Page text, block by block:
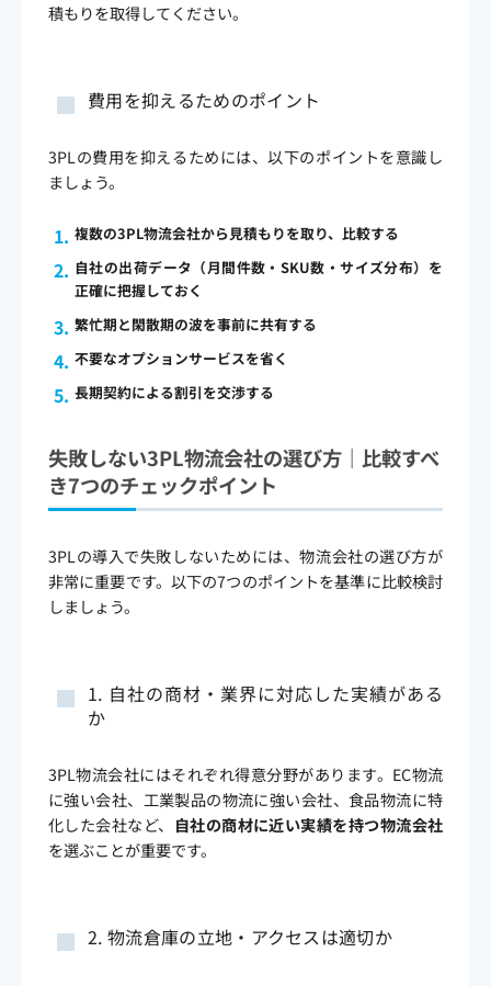
積もりを取得してください。
費用を抑えるためのポイント
3PLの費用を抑えるためには、以下のポイントを意識し
ましょう。
複数の3PL物流会社から見積もりを取り、比較する
自社の出荷データ（月間件数・SKU数・サイズ分布）を
正確に把握しておく
繁忙期と閑散期の波を事前に共有する
不要なオプションサービスを省く
長期契約による割引を交渉する
失敗しない3PL物流会社の選び方｜比較すべ
き7つのチェックポイント
3PLの導入で失敗しないためには、物流会社の選び方が
非常に重要です。以下の7つのポイントを基準に比較検討
しましょう。
1. 自社の商材・業界に対応した実績がある
か
3PL物流会社にはそれぞれ得意分野があります。EC物流
に強い会社、工業製品の物流に強い会社、食品物流に特
化した会社など、
自社の商材に近い実績を持つ物流会社
を選ぶことが重要です。
2. 物流倉庫の立地・アクセスは適切か